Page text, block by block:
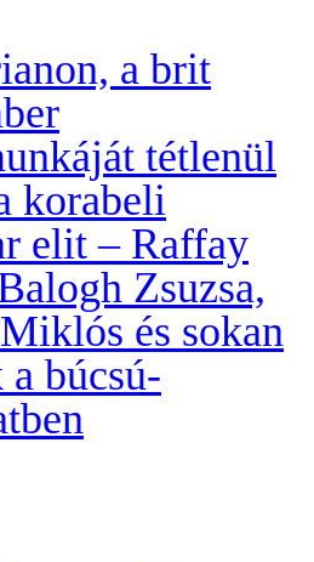
a brit
tétlenül
korabeli
elit – Raffay
Zsuzsa,
és sokan
a búcsú-